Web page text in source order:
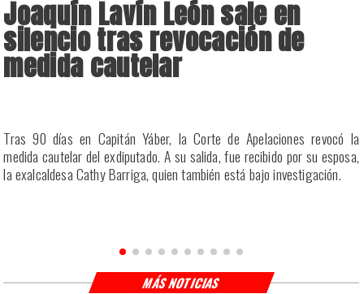
Joaquín Lavín León sale en
silencio tras revocación de
medida cautelar
Tras 90 días en Capitán Yáber, la Corte de Apelaciones revocó la
medida cautelar del exdiputado. A su salida, fue recibido por su esposa,
la exalcaldesa Cathy Barriga, quien también está bajo investigación.
MÁS NOTICIAS